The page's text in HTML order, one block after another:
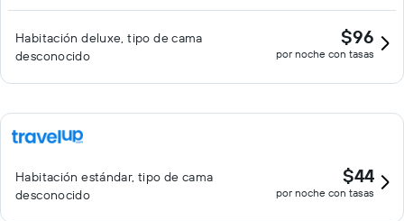
Habitación deluxe, tipo de cama
desconocido
$96
por noche con tasas
Habitación estándar, tipo de cama
desconocido
$44
por noche con tasas